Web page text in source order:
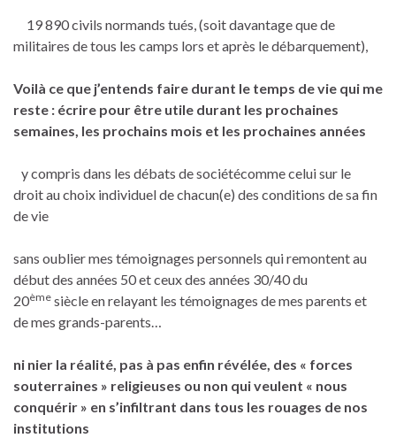
19 890 civils normands tués, (soit davantage que de
militaires de tous les camps lors et après le débarquement),
Voilà ce que j’entends faire durant le temps de vie qui me
reste : écrire pour être utile durant les prochaines
semaines, les prochains mois et les prochaines années
y compris dans les débats de sociétécomme celui sur le
droit au choix individuel de chacun(e) des conditions de sa fin
de vie
sans oublier mes témoignages personnels qui remontent au
début des années 50 et ceux des années 30/40 du
20ème siècle en relayant les témoignages de mes parents et
de mes grands-parents…
ni nier la réalité, pas à pas enfin révélée, des « forces
souterraines » religieuses ou non qui veulent « nous
conquérir » en s’infiltrant dans tous les rouages de nos
institutions